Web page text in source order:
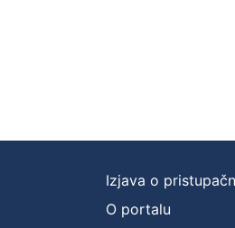
Izjava o
O portalu